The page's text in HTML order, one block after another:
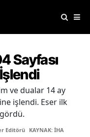
Sayfası
ve dualar 14 ay
işlendi. Eser ilk
Editörü KAYNAK: İHA